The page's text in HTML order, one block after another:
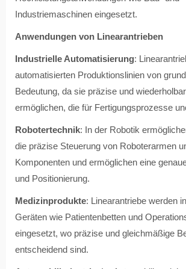
Industriemaschinen eingesetzt.
Anwendungen von Linearantrieben
Industrielle Automatisierung:
automatisierten Produktionslinien von
Bedeutung, da sie präzise und
ermöglichen, die für Fertigungsprozesse
Robotertechnik: In der Robotik
die präzise Steuerung von Roboterarmen
Komponenten und ermöglichen eine
und Positionierung.
Medizinprodukte: Linearantriebe werden
Geräten wie Patientenbetten und
eingesetzt, wo präzise und gleichmäßige
entscheidend sind.